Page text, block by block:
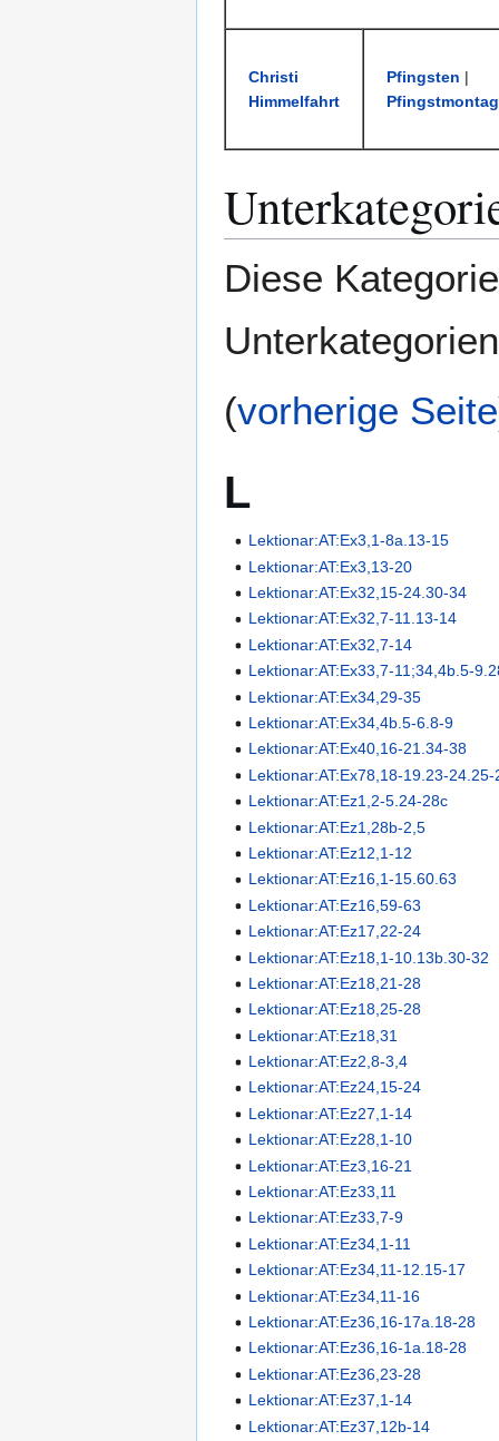
Christi
Himmelfahrt
Pfingsten |
Pfingstmontag
Diese
(vorherige Seite
L
Lektionar:AT:Ex3,1-8a.13-15
Lektionar:AT:Ex3,13-20
Lektionar:AT:Ex32,15-24.30-34
Lektionar:AT:Ex32,7-11.13-14
Lektionar:AT:Ex32,7-14
Lektionar:AT:Ex33,7-11;34,4b.5-
Lektionar:AT:Ex34,29-35
Lektionar:AT:Ex34,4b.5-6.8-9
Lektionar:AT:Ex40,16-21.34-38
Lektionar:AT:Ex78,18-19.23-
Lektionar:AT:Ez1,2-5.24-28c
Lektionar:AT:Ez1,28b-2,5
Lektionar:AT:Ez12,1-12
Lektionar:AT:Ez16,1-15.60.63
Lektionar:AT:Ez16,59-63
Lektionar:AT:Ez17,22-24
Lektionar:AT:Ez18,1-10.13b.30-32
Lektionar:AT:Ez18,21-28
Lektionar:AT:Ez18,25-28
Lektionar:AT:Ez18,31
Lektionar:AT:Ez2,8-3,4
Lektionar:AT:Ez24,15-24
Lektionar:AT:Ez27,1-14
Lektionar:AT:Ez28,1-10
Lektionar:AT:Ez3,16-21
Lektionar:AT:Ez33,11
Lektionar:AT:Ez33,7-9
Lektionar:AT:Ez34,1-11
Lektionar:AT:Ez34,11-12.15-17
Lektionar:AT:Ez34,11-16
Lektionar:AT:Ez36,16-17a.18-28
Lektionar:AT:Ez36,16-1a.18-28
Lektionar:AT:Ez36,23-28
Lektionar:AT:Ez37,1-14
Lektionar:AT:Ez37,12b-14